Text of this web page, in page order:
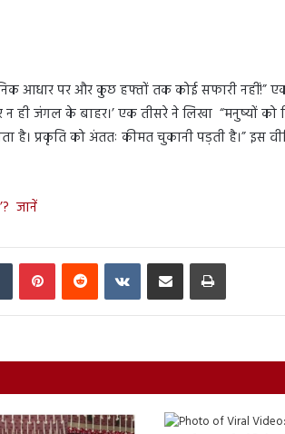
आधार पर और कुछ हफ्तों तक कोई सफारी नहीं!”
ही जंगल के बाहर।’ एक तीसरे ने लिखा “मनुष्यों को
है। प्रकृति को अंततः कीमत चुकानी पड़ती है।” इस
जानें
Tumblr PinterestReddit VKontakteShare via Email Print